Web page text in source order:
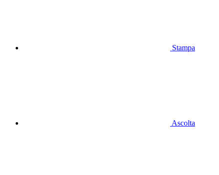
Stampa
Ascolta